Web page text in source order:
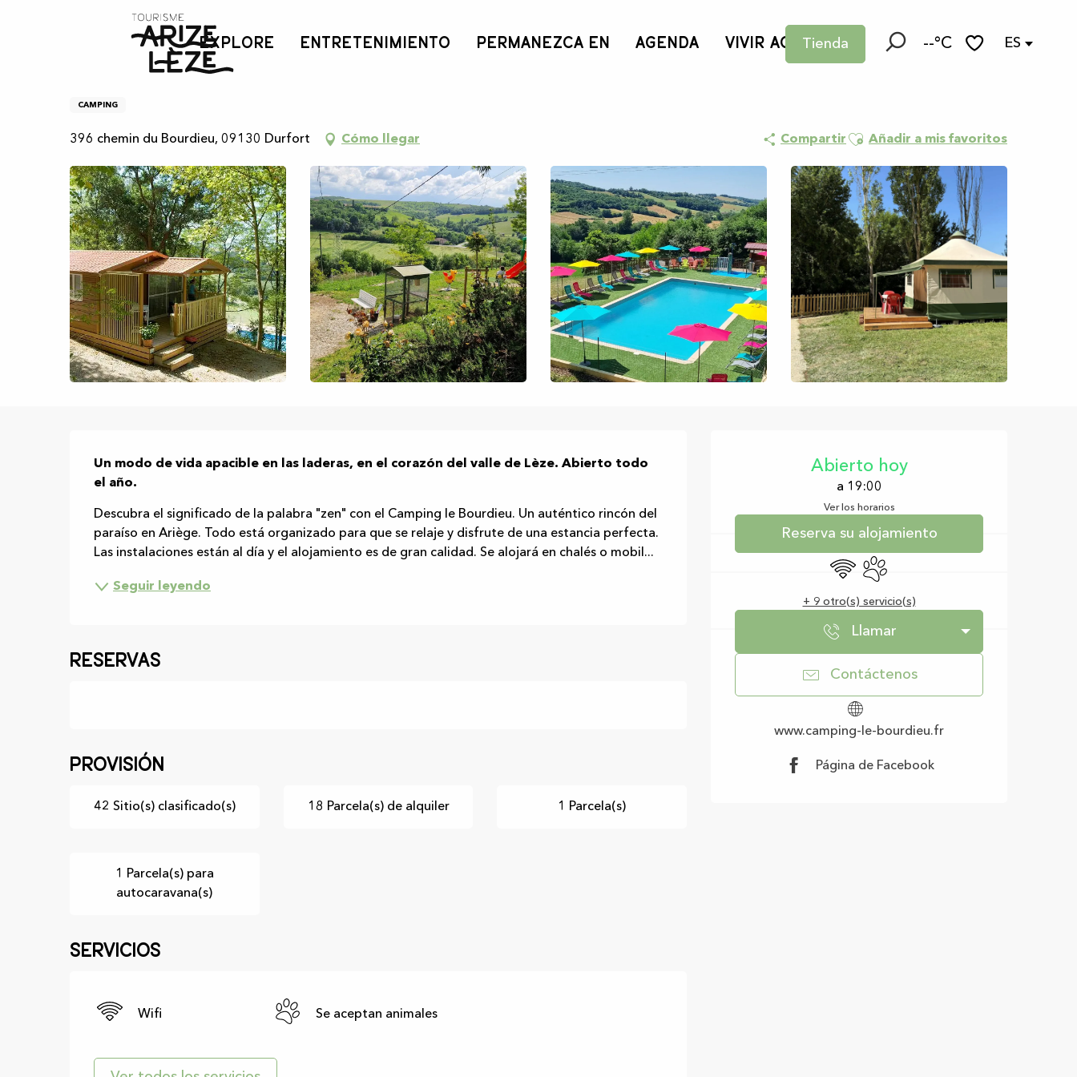
Tienda --°C ES
EXPLORE ENTRETENIMIENTO PERMANEZCA EN AGENDA VIVIR AQUÍ
Le Bourdieu Cámping
Le Bourdieu Cámping
CAMPING
396 chemin du Bourdieu, 09130 Durfort Cómo llegar Compartir Ajouter aux favoris
Añadir a mis favoritos
Horarios y datos
Abierto hoy
a 19:00
Ver los horarios
Reserva su alojamiento
Wifi Se aceptan animales
+ 9 otro(s) servicio(s)
Llamar
Contáctenos
www.camping-le-bourdieu.fr
Página de Facebook
Descripción
Un modo de vida apacible en las laderas, en el corazón del valle de Lèze. Abierto todo
el año.
Descubra el significado de la palabra "zen" con el Camping le Bourdieu. Un auténtico rincón del
paraíso en Ariège. Todo está organizado para que se relaje y disfrute de una estancia perfecta.
Las instalaciones están al día y el alojamiento es de gran calidad. Se alojará en chalés o mobil...
Seguir leyendo
Reservas
Provisión
42 Sitio(s) clasificado(s) 18 Parcela(s) de alquiler 1 Parcela(s)
1 Parcela(s) para
autocaravana(s)
Servicios
Wifi Se aceptan animales